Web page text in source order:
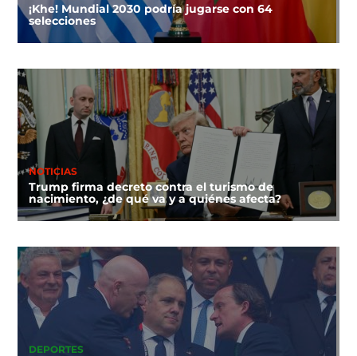
¡Khe! Mundial 2030 podría jugarse con 64
selecciones
NOTICIAS
Trump firma decreto contra el turismo de
nacimiento, ¿de qué va y a quiénes afecta?
DEPORTES